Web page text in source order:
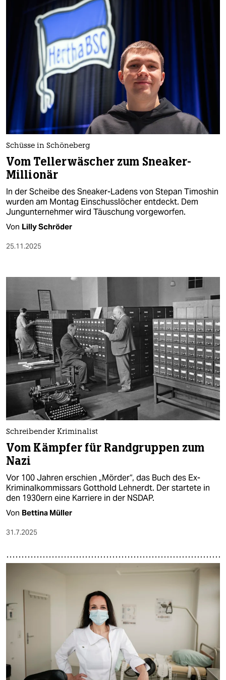
Schüsse in Schöneberg
Vom Tellerwäscher zum Sneaker-
Millionär
In der Scheibe des Sneaker-Ladens von Stepan Timoshin
wurden am Montag Einschusslöcher entdeckt. Dem
Jungunternehmer wird Täuschung vorgeworfen.
Von Lilly Schröder
25.11.2025
Schreibender Kriminalist
Vom Kämpfer für Randgruppen zum
Nazi
Vor 100 Jahren erschien „Mörder“, das Buch des Ex-
Kriminalkommissars Gotthold Lehnerdt. Der startete in
den 1930ern eine Karriere in der NSDAP.
Von Bettina Müller
31.7.2025